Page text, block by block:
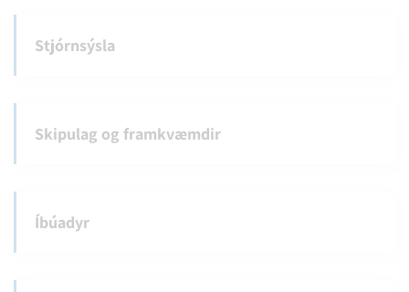
Stjórnsýsla
Skipulag og framkvæmdir
Íbúadyr